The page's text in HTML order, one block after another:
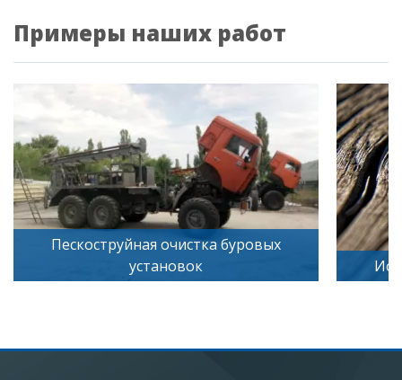
Примеры наших работ
Пескоструйная очистка буровых
установок